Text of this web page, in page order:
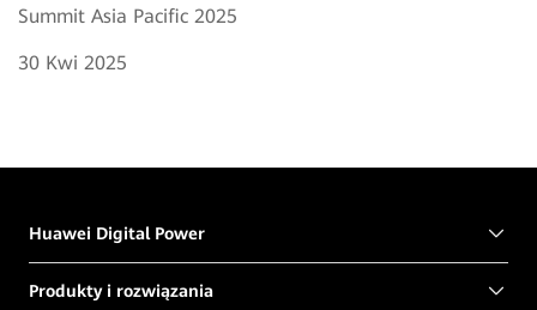
Summit Asia Pacific 2025
30 Kwi 2025
Huawei Digital Power
Produkty i rozwiązania